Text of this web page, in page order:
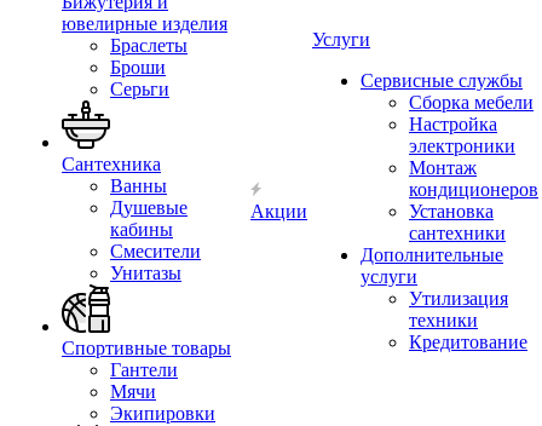
ювелирные изделия
Браслеты
Броши
Серьги
Сантехника
Ванны
Душевые
кабины
Смесители
Унитазы
Спортивные товары
Гантели
Мячи
Экипировки
Акции
Услуги
Сервисные службы
Сборка мебели
Настройка
электроники
Монтаж
кондиционеров
Установка
сантехники
Дополнительные
услуги
Утилизация
техники
Кредитование